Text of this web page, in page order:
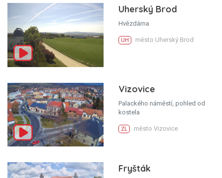
Uherský Brod
Hvězdárna
UH město Uherský Brod
Vizovice
Palackého náměstí, pohled od
kostela
ZL město Vizovice
Fryšták